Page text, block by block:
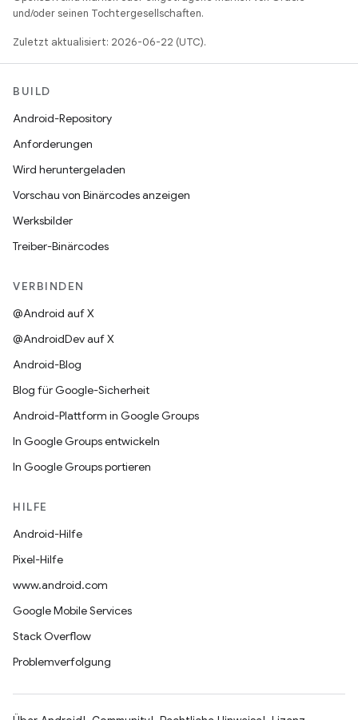
und/oder seinen Tochtergesellschaften.
Zuletzt aktualisiert: 2026-06-22 (UTC).
BUILD
Android-Repository
Anforderungen
Wird heruntergeladen
Vorschau von Binärcodes anzeigen
Werksbilder
Treiber-Binärcodes
VERBINDEN
@Android auf X
@AndroidDev auf X
Android-Blog
Blog für Google-Sicherheit
Android-Plattform in Google Groups
In Google Groups entwickeln
In Google Groups portieren
HILFE
Android-Hilfe
Pixel-Hilfe
www.android.com
Google Mobile Services
Stack Overflow
Problemverfolgung